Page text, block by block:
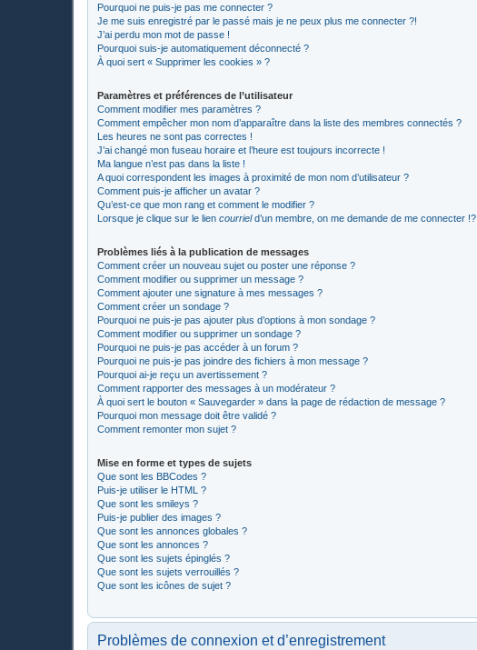
Pourquoi ne puis-je pas me connecter ?
Je me suis enregistré par le passé mais je ne peux plus me connecter ?!
J’ai perdu mon mot de passe !
Pourquoi suis-je automatiquement déconnecté ?
À quoi sert « Supprimer les cookies » ?
Paramètres et préférences de l’utilisateur
Comment modifier mes paramètres ?
Comment empêcher mon nom d’apparaître dans la liste des membres connectés ?
Les heures ne sont pas correctes !
J’ai changé mon fuseau horaire et l’heure est toujours incorrecte !
Ma langue n’est pas dans la liste !
A quoi correspondent les images à proximité de mon nom d’utilisateur ?
Comment puis-je afficher un avatar ?
Qu’est-ce que mon rang et comment le modifier ?
Lorsque je clique sur le lien courrield’un membre, on me demande de me connecter !?
Problèmes liés à la publication de messages
Comment créer un nouveau sujet ou poster une réponse ?
Comment modifier ou supprimer un message ?
Comment ajouter une signature à mes messages ?
Comment créer un sondage ?
Pourquoi ne puis-je pas ajouter plus d’options à mon sondage ?
Comment modifier ou supprimer un sondage ?
Pourquoi ne puis-je pas accéder à un forum ?
Pourquoi ne puis-je pas joindre des fichiers à mon message ?
Pourquoi ai-je reçu un avertissement ?
Comment rapporter des messages à un modérateur ?
À quoi sert le bouton « Sauvegarder » dans la page de rédaction de message ?
Pourquoi mon message doit être validé ?
Comment remonter mon sujet ?
Mise en forme et types de sujets
Que sont les BBCodes ?
Puis-je utiliser le HTML ?
Que sont les smileys ?
Puis-je publier des images ?
Que sont les annonces globales ?
Que sont les annonces ?
Que sont les sujets épinglés ?
Que sont les sujets verrouillés ?
Que sont les icônes de sujet ?
Problèmes de connexion et d’enregistrement